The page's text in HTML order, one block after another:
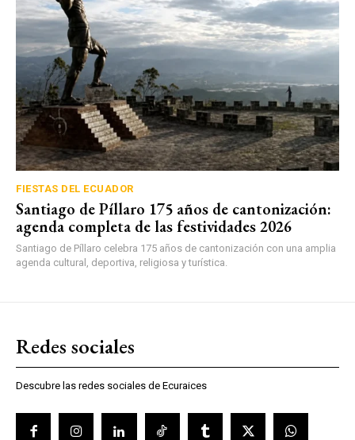
FIESTAS DEL ECUADOR
Santiago de Píllaro 175 años de cantonización:
agenda completa de las festividades 2026
Santiago de Píllaro celebra 175 años de cantonización con una amplia
agenda cultural, deportiva, religiosa y turística.
Redes sociales
Descubre las redes sociales de Ecuraices